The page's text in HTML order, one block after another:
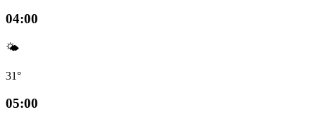
04:00
🌤️
31°
05:00